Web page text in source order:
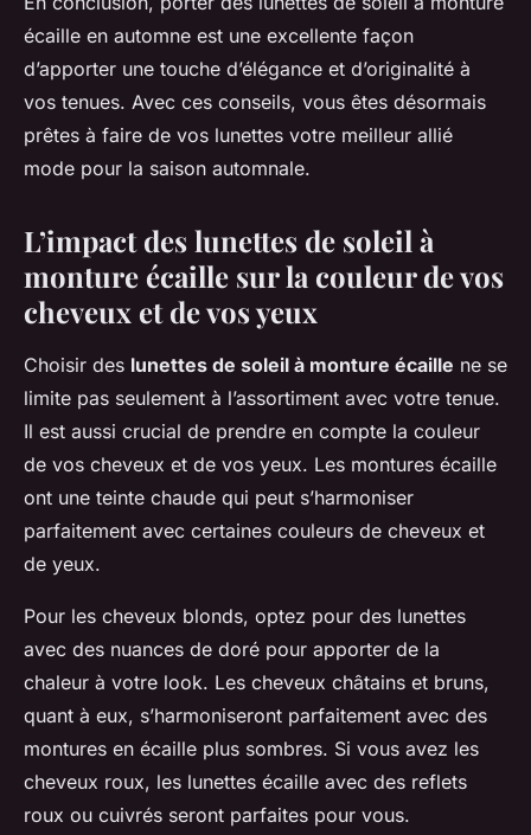
écaille en automne est une excellente façon
d’apporter une touche d’élégance et d’originalité à
vos tenues. Avec ces conseils, vous êtes désormais
prêtes à faire de vos lunettes votre meilleur allié
mode pour la saison automnale.
L’impact des lunettes de soleil à
monture écaille sur la couleur de vos
cheveux et de vos yeux
Choisir des lunettes de soleil à monture écaille ne se
limite pas seulement à l’assortiment avec votre tenue.
Il est aussi crucial de prendre en compte la couleur
de vos cheveux et de vos yeux. Les montures écaille
ont une teinte chaude qui peut s’harmoniser
parfaitement avec certaines couleurs de cheveux et
de yeux.
Pour les cheveux blonds, optez pour des lunettes
avec des nuances de doré pour apporter de la
chaleur à votre look. Les cheveux châtains et bruns,
quant à eux, s’harmoniseront parfaitement avec des
montures en écaille plus sombres. Si vous avez les
cheveux roux, les lunettes écaille avec des reflets
roux ou cuivrés seront parfaites pour vous.